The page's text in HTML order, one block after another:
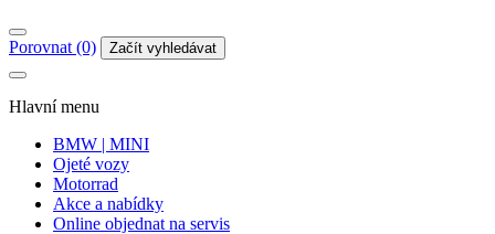
Porovnat (0) Začít vyhledávat
Hlavní menu
BMW | MINI
Ojeté vozy
Motorrad
Akce a nabídky
Online objednat na servis